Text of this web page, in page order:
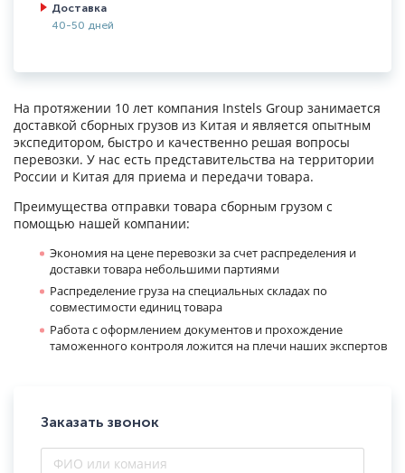
Доставка
40-50 дней
На протяжении 10 лет компания Instels Group занимается
доставкой сборных грузов из Китая и является опытным
экспедитором, быстро и качественно решая вопросы
перевозки. У нас есть представительства на территории
России и Китая для приема и передачи товара.
Преимущества отправки товара сборным грузом с
помощью нашей компании:
Экономия на цене перевозки за счет распределения и
доставки товара небольшими партиями
Распределение груза на специальных складах по
совместимости единиц товара
Работа с оформлением документов и прохождение
таможенного контроля ложится на плечи наших экспертов
Заказать звонок